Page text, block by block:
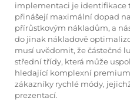
implementaci je identifikace
přinášejí maximální dopad
přírůstkovým nákladům, a
do jinak nákladově
musí uvědomit, že částečné
střední třídy, která může
hledající komplexní
zákazníky rychlé módy,
prezentací.